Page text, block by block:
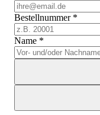
Bestellnummer *
Name *